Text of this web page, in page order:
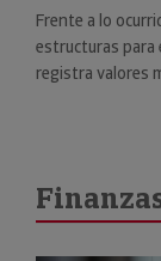
Frente a lo
estructuras para
registra valores